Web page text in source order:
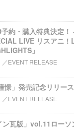
約・購入特典決定！
LIVE リスアニ
」
EVENT RELEASE
」発売記念リリー
EVENT RELEASE
ン瓦版」vol.11ローソ